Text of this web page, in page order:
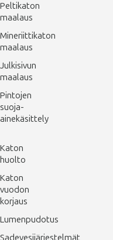
Peltikaton
maalaus
Mineriittikaton
maalaus
Julkisivun
maalaus
Pintojen
suoja-
ainekäsittely
Katon
huolto
Katon
vuodon
korjaus
Lumenpudotus
Sadevesijärjestelmät